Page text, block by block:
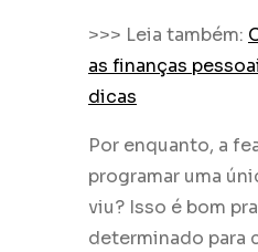
>>> Leia também:
as finanças
dicas
Por enquanto, a
programar uma
viu? Isso é bom
determinado para